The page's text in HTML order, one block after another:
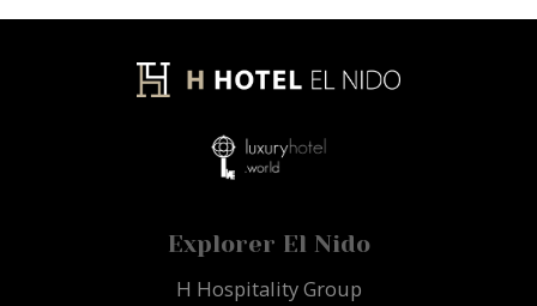
Explorer El Nido
H Hospitality Group